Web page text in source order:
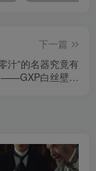
下一篇
汁”的名器究竟有
——GXP白丝壁女